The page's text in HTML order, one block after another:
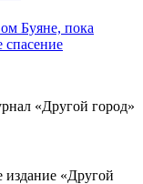
Буяне, пока
«Другой город»
«Другой